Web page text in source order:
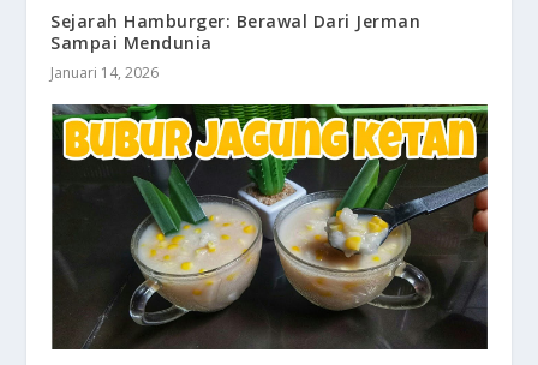
Sejarah Hamburger: Berawal Dari Jerman
Sampai Mendunia
Januari 14, 2026